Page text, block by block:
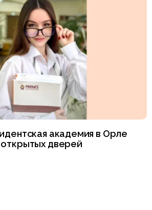
академия в Орле
дверей